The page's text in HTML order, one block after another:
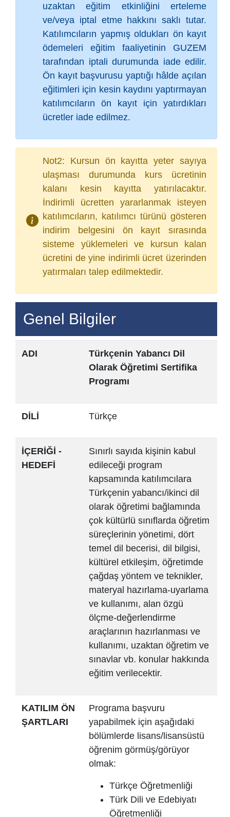
uzaktan eğitim etkinliğini erteleme
ve/veya iptal etme hakkını saklı tutar.
Katılımcıların yapmış oldukları ön kayıt
ödemeleri eğitim faaliyetinin GUZEM
tarafından iptali durumunda iade edilir.
Ön kayıt başvurusu yaptığı hâlde açılan
eğitimleri için kesin kaydını yaptırmayan
katılımcıların ön kayıt için yatırdıkları
ücretler iade edilmez.
Not2: Kursun ön kayıtta yeter sayıya
ulaşması durumunda kurs ücretinin
kalanı kesin kayıtta yatırılacaktır.
İndirimli ücretten yararlanmak isteyen
katılımcıların, katılımcı türünü gösteren
indirim belgesini ön kayıt sırasında
sisteme yüklemeleri ve kursun kalan
ücretini de yine indirimli ücret üzerinden
yatırmaları talep edilmektedir.
Genel Bilgiler
ADI
Türkçenin Yabancı Dil
Olarak Öğretimi Sertifika
Programı
DİLİ Türkçe
İÇERİĞİ -
HEDEFİ
Sınırlı sayıda kişinin kabul
edileceği program
kapsamında katılımcılara
Türkçenin yabancı/ikinci dil
olarak öğretimi bağlamında
çok kültürlü sınıflarda öğretim
süreçlerinin yönetimi, dört
temel dil becerisi, dil bilgisi,
kültürel etkileşim, öğretimde
çağdaş yöntem ve teknikler,
materyal hazırlama-uyarlama
ve kullanımı, alan özgü
ölçme-değerlendirme
araçlarının hazırlanması ve
kullanımı, uzaktan öğretim ve
sınavlar vb. konular hakkında
eğitim verilecektir.
KATILIM ÖN
ŞARTLARI
Programa başvuru
yapabilmek için aşağıdaki
bölümlerde lisans/lisansüstü
öğrenim görmüş/görüyor
olmak:
Türkçe Öğretmenliği
Türk Dili ve Edebiyatı
Öğretmenliği